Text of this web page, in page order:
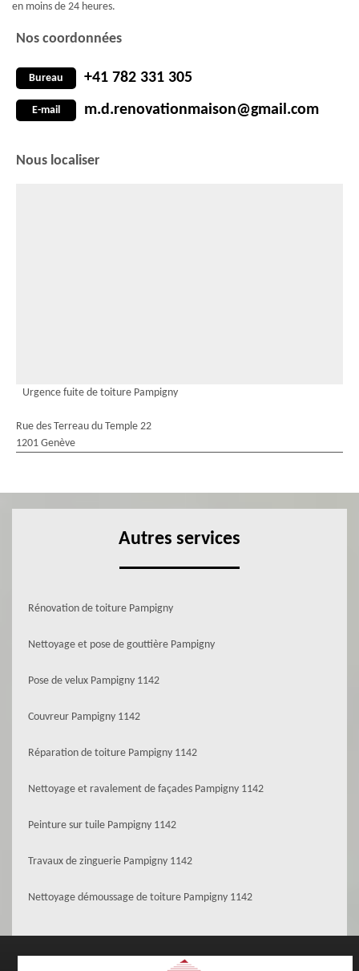
en moins de 24 heures.
Nos coordonnées
Bureau +41 782 331 305
E-mail m.d.renovationmaison@gmail.com
Nous localiser
Urgence fuite de toiture Pampigny
Rue des Terreau du Temple 22
1201 Genève
Autres services
Rénovation de toiture Pampigny
Nettoyage et pose de gouttière Pampigny
Pose de velux Pampigny 1142
Couvreur Pampigny 1142
Réparation de toiture Pampigny 1142
Nettoyage et ravalement de façades Pampigny 1142
Peinture sur tuile Pampigny 1142
Travaux de zinguerie Pampigny 1142
Nettoyage démoussage de toiture Pampigny 1142